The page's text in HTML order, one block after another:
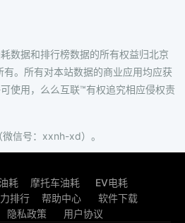
数据和排行榜数据的所有权益归北京
。所有对本站数据的商业应用均应获
使用，么么互联™有权追究相应侵权责
信号：xxnh-xd）。
耗 摩托车油耗
EV电耗
排行 帮助中心
软件下载
隐私政策 用户协议